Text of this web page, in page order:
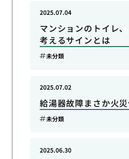
マンションのトイレ
考えるサインとは
2025.07.04
未分類
給湯器故障まさか火
2025.07.02
未分類
2025.06.30